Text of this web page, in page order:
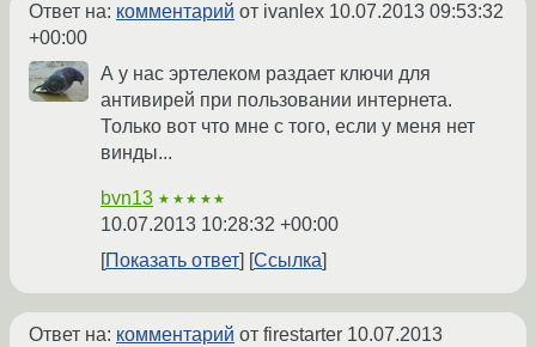
Ответ на: комментарий от ivanlex 10.07.2013 09:53:32
+00:00
А у нас эртелеком раздает ключи для
антивирей при пользовании интернета.
Только вот что мне с того, если у меня нет
винды...
bvn13 ★★★★★
10.07.2013 10:28:32 +00:00
Показать ответ
Ссылка
Ответ на: комментарий от firestarter 10.07.2013